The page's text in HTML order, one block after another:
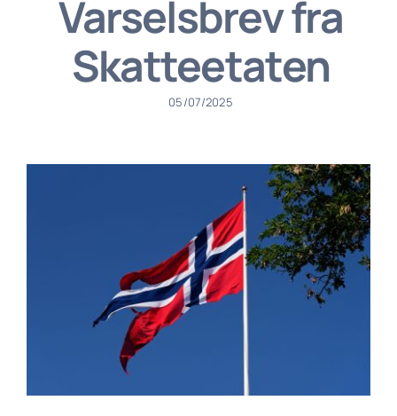
Varselsbrev fra
Skatteetaten
05/07/2025